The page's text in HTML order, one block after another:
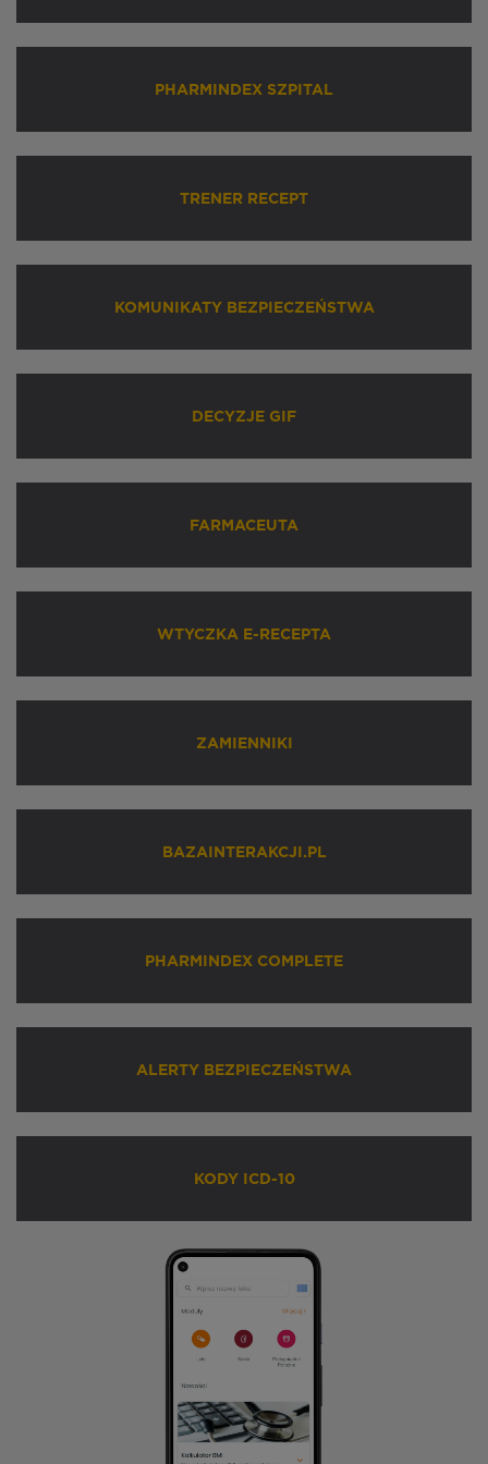
PHARMINDEX SZPITAL
TRENER RECEPT
KOMUNIKATY BEZPIECZEŃSTWA
DECYZJE GIF
FARMACEUTA
WTYCZKA E-RECEPTA
ZAMIENNIKI
BAZAINTERAKCJI.PL
PHARMINDEX COMPLETE
ALERTY BEZPIECZEŃSTWA
KODY ICD-10